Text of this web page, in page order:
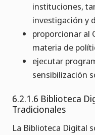
instituciones,
investigación y
proporcionar al
materia de
ejecutar
sensibilización
6.2.1.6 Biblioteca
Tradicionales
La Biblioteca Digital